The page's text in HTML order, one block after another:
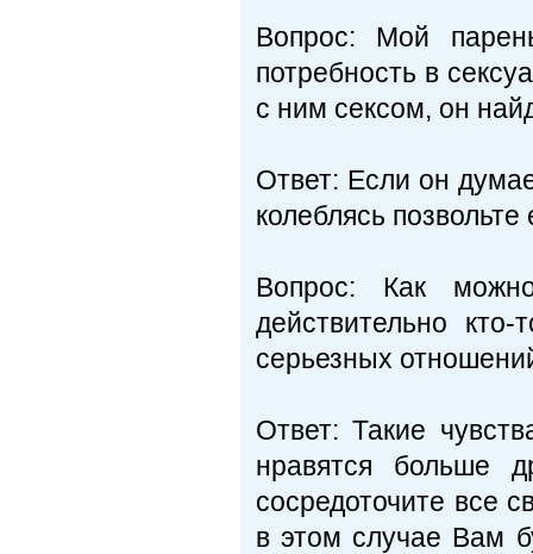
Вопрос: Мой
потребность в
с ним сексом, он
Ответ: Если он
колеблясь поз­вольте
Вопрос: Как
действительно
серьезных
Ответ: Такие
нравятся больше
сосредоточите все
в этом случае Вам